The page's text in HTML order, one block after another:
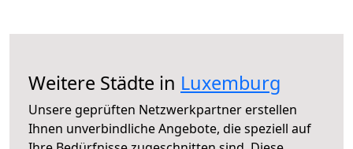
Weitere Städte in Luxemburg
Unsere geprüften Netzwerkpartner erstellen
Ihnen unverbindliche Angebote, die speziell auf